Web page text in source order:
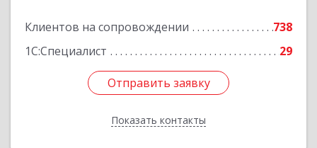
Клиентов на сопровождении
738
1С:Специалист
29
Отправить заявку
Показать контакты
Подробнее
Отправить заявку
Назад